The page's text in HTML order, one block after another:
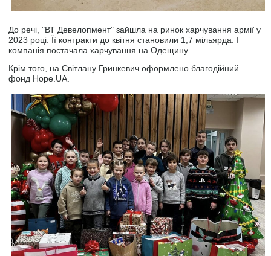
До речі, "ВТ Девелопмент" зайшла на ринок харчування армії у
2023 році. Її контракти до квітня становили 1,7 мільярда. І
компанія постачала харчування на Одещину.
Крім того, на Світлану Гринкевич оформлено благодійний
фонд Hope.UA.